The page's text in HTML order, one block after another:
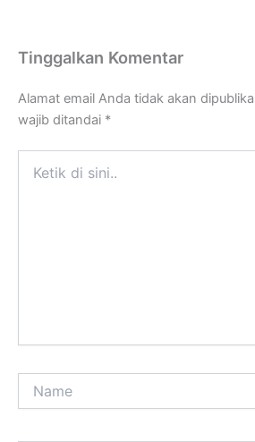
Tinggalkan Komentar
Alamat email Anda tidak akan
wajib ditandai *